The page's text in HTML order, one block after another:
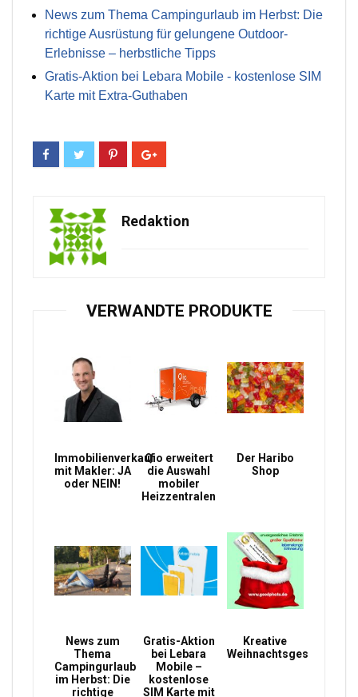
News zum Thema Campingurlaub im Herbst: Die
richtige Ausrüstung für gelungene Outdoor-
Erlebnisse – herbstliche Tipps
Gratis-Aktion bei Lebara Mobile - kostenlose SIM
Karte mit Extra-Guthaben
Redaktion
VERWANDTE PRODUKTE
Immobilienverkauf
mit Makler: JA
oder NEIN!
Qio erweitert
die Auswahl
mobiler
Heizzentralen
Der Haribo
Shop
News zum
Thema
Campingurlaub
im Herbst: Die
richtige
Gratis-Aktion
bei Lebara
Mobile –
kostenlose
SIM Karte mit
Kreative
Weihnachtsgeschenke